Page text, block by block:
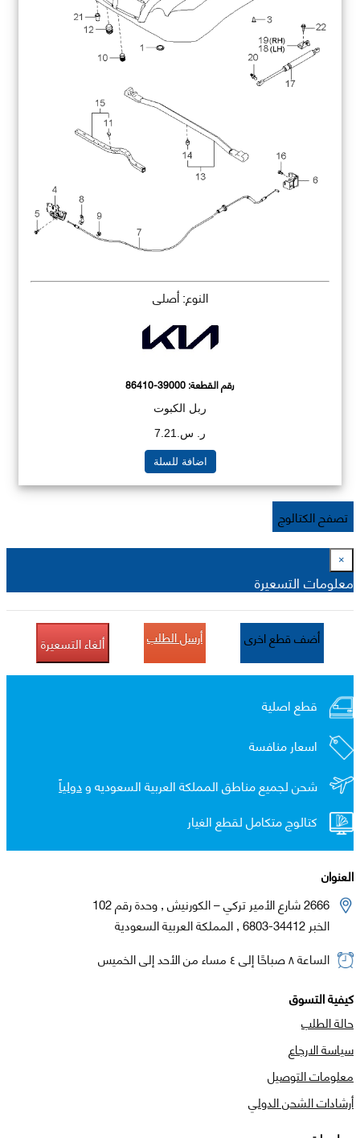
النوع: أصلي
رقم القطعة:86410-39000
ربل الكبوت
ر. س.7.21
اضافة للسلة
تصفح الكتالوج
×
معلومات التسعيرة
أضف قطع اخرى أرسل الطلب ألغاء التسعيرة
قطع اصلية
اسعار منافسة
شحن لجميع مناطق المملكة العربية السعوديه ودولياً
كتالوج متكامل لقطع الغيار
العنوان
2666 شارع الأمير تركي – الكورنيش , وحدة رقم 102
الخبر 34412-6803 , المملكة العربية السعودية
الساعة ٨ صباحًا إلى ٤ مساء من الأحد إلى الخميس
كيفية التسوق
حالة الطلب
سياسة الارجاع
معلومات التوصيل
أرشادات الشحن الدولي